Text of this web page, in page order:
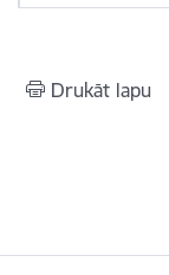
Drukāt lapu